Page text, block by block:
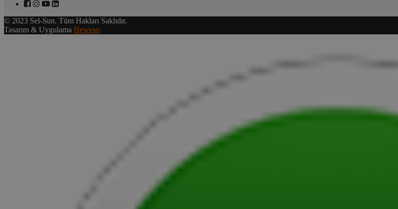
© 2023 Sel-Sun. Tüm Hakları Saklıdır.
Tasarım & Uygulama Heweso